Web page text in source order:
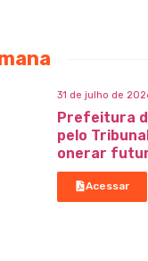
31 de julho de
Prefeitura
pelo
onerar
Acessar